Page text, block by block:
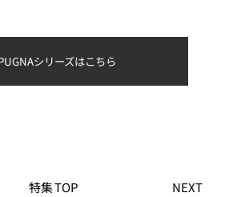
シリーズはこちら
特集 TOP NEXT